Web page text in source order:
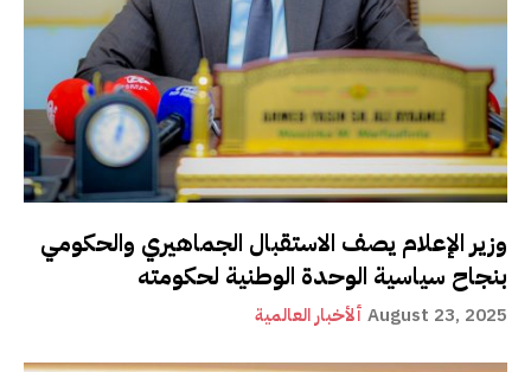
وزير الإعلام يصف الاستقبال الجماهيري والحكومي
بنجاح سياسية الوحدة الوطنية لحكومته
ألأخبار العالمية August 23, 2025